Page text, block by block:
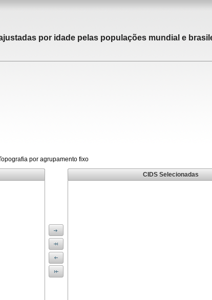
por idade pelas populações mundial e
por agrupamento fixo
CIDS Selecionadas